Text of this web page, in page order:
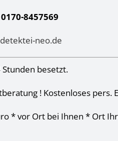
8457569
neo.de
besetzt.
! Kostenloses pers.
* vor Ort bei Ihnen * Ort